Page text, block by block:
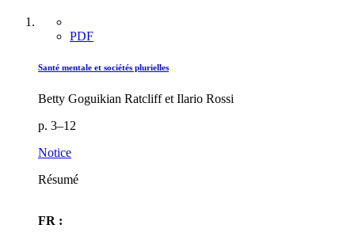
PDF
Santé mentale et sociétés plurielles
Betty Goguikian Ratcliff et Ilario Rossi
p. 3–12
Notice
Résumé
FR :